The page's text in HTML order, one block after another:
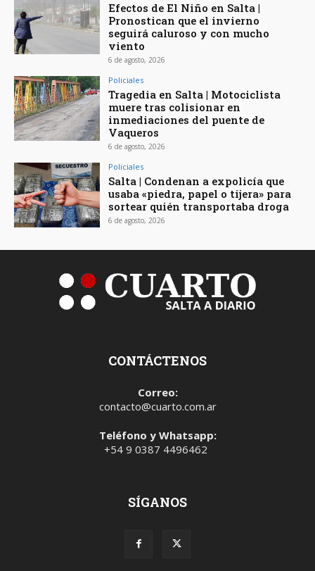
Efectos de El Niño en Salta |
Pronostican que el invierno
seguirá caluroso y con mucho
viento
6 de agosto, 2026
Policiales
Tragedia en Salta | Motociclista
muere tras colisionar en
inmediaciones del puente de
Vaqueros
6 de agosto, 2026
Policiales
Salta | Condenan a expolicía que
usaba «piedra, papel o tijera» para
sortear quién transportaba droga
6 de agosto, 2026
CONTÁCTENOS
Correo:
contacto@cuarto.com.ar
Teléfono y Whatsapp:
+54 9 0387 4496462
SÍGANOS